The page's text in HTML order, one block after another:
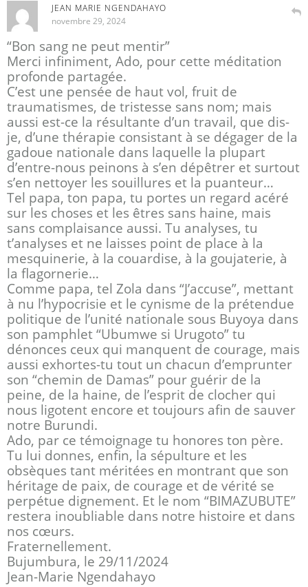
JEAN MARIE NGENDAHAYO
novembre 29, 2024
“Bon sang ne peut mentir”
Merci infiniment, Ado, pour cette méditation
profonde partagée.
C’est une pensée de haut vol, fruit de
traumatismes, de tristesse sans nom; mais
aussi est-ce la résultante d’un travail, que dis-
je, d’une thérapie consistant à se dégager de la
gadoue nationale dans laquelle la plupart
d’entre-nous peinons à s’en dépêtrer et surtout
s’en nettoyer les souillures et la puanteur…
Tel papa, ton papa, tu portes un regard acéré
sur les choses et les êtres sans haine, mais
sans complaisance aussi. Tu analyses, tu
t’analyses et ne laisses point de place à la
mesquinerie, à la couardise, à la goujaterie, à
la flagornerie…
Comme papa, tel Zola dans “J’accuse”, mettant
à nu l’hypocrisie et le cynisme de la prétendue
politique de l’unité nationale sous Buyoya dans
son pamphlet “Ubumwe si Urugoto” tu
dénonces ceux qui manquent de courage, mais
aussi exhortes-tu tout un chacun d’emprunter
son “chemin de Damas” pour guérir de la
peine, de la haine, de l’esprit de clocher qui
nous ligotent encore et toujours afin de sauver
notre Burundi.
Ado, par ce témoignage tu honores ton père.
Tu lui donnes, enfin, la sépulture et les
obsèques tant méritées en montrant que son
héritage de paix, de courage et de vérité se
perpétue dignement. Et le nom “BIMAZUBUTE”
restera inoubliable dans notre histoire et dans
nos cœurs.
Fraternellement.
Bujumbura, le 29/11/2024
Jean-Marie Ngendahayo